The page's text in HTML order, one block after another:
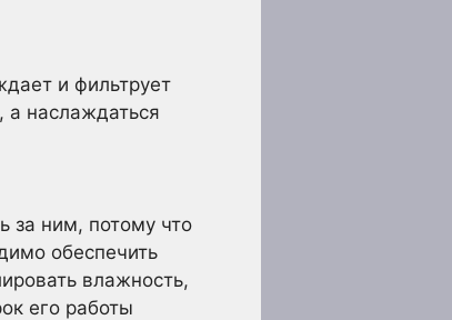
и фильтрует
а наслаждаться
за ним, потому что
обеспечить
влажность,
его работы